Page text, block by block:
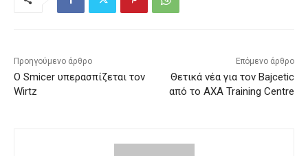
Προηγούμενο άρθρο
Ο Smicer υπερασπίζεται τον
Wirtz
Επόμενο άρθρο
Θετικά νέα για τον Bajcetic
από το AXA Training Centre